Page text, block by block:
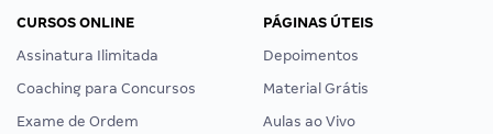
CURSOS ONLINE
Assinatura Ilimitada
Coaching para Concursos
Exame de Ordem
PÁGINAS ÚTEIS
Depoimentos
Material Grátis
Aulas ao Vivo